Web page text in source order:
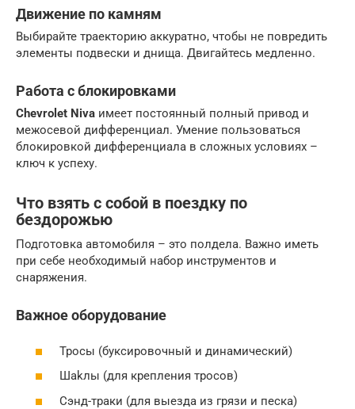
Движение по камням
Выбирайте траекторию аккуратно, чтобы не повредить
элементы подвески и днища. Двигайтесь медленно.
Работа с блокировками
Chevrolet Niva имеет постоянный полный привод и
межосевой дифференциал. Умение пользоваться
блокировкой дифференциала в сложных условиях –
ключ к успеху.
Что взять с собой в поездку по
бездорожью
Подготовка автомобиля – это полдела. Важно иметь
при себе необходимый набор инструментов и
снаряжения.
Важное оборудование
Тросы (буксировочный и динамический)
Шаkлы (для крепления тросов)
Сэнд-траки (для выезда из грязи и песка)